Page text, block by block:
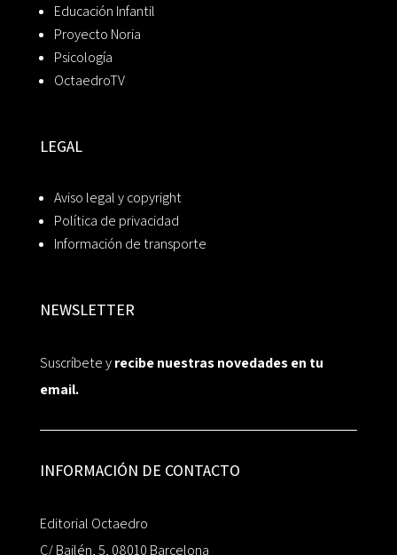
Educación Infantil
Proyecto Noria
Psicología
OctaedroTV
LEGAL
Aviso legal y copyright
Política de privacidad
Información de transporte
NEWSLETTER
Suscríbete yrecibe nuestras novedades en tu
email.
INFORMACIÓN DE CONTACTO
Editorial Octaedro
C/ Bailén, 5, 08010 Barcelona